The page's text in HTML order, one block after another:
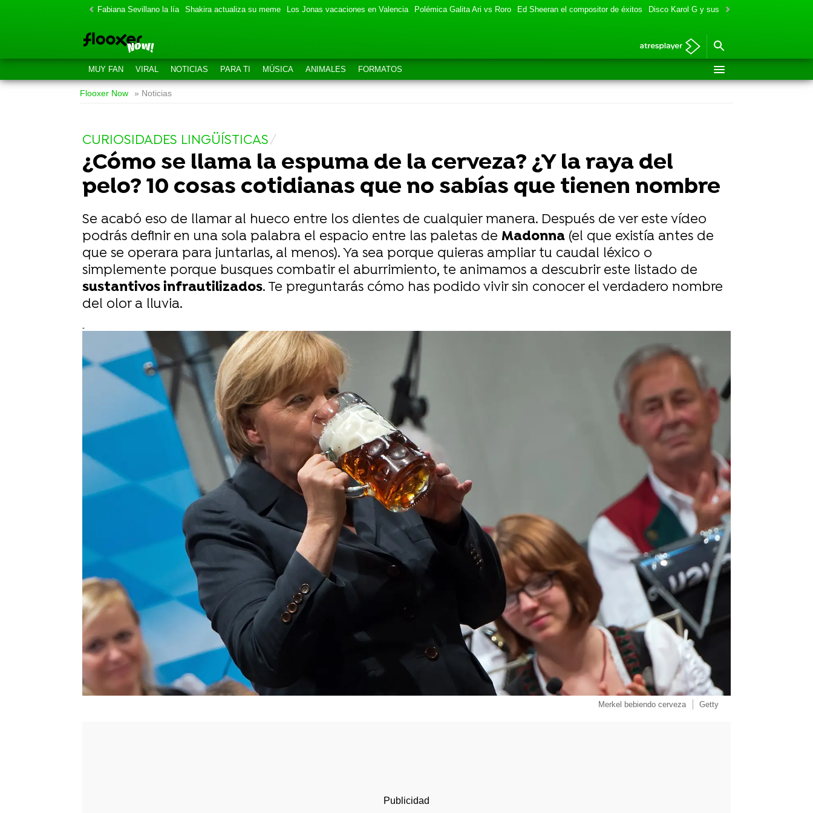
Fabiana Sevillano la lía Shakira actualiza su meme Los Jonas vacaciones en Valencia Polémica Galita Ari vs Roro Ed Sheeran el compositor de éxitos Disco Karol G y sus colaboraciones
MUY FAN VIRAL NOTICIAS PARA TI MÚSICA ANIMALES FORMATOS
Flooxer Now » Noticias
CURIOSIDADES LINGÜÍSTICAS
¿Cómo se llama la espuma de la cerveza? ¿Y la raya del
pelo? 10 cosas cotidianas que no sabías que tienen nombre
Se acabó eso de llamar al hueco entre los dientes de cualquier manera. Después de ver este vídeo
podrás definir en una sola palabra el espacio entre las paletas de Madonna (el que existía antes de
que se operara para juntarlas, al menos). Ya sea porque quieras ampliar tu caudal léxico o
simplemente porque busques combatir el aburrimiento, te animamos a descubrir este listado de
sustantivos infrautilizados. Te preguntarás cómo has podido vivir sin conocer el verdadero nombre
del olor a lluvia.
-
Merkel bebiendo cerveza Getty